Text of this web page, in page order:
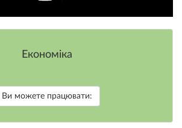
Економіка
Ви можете працювати: